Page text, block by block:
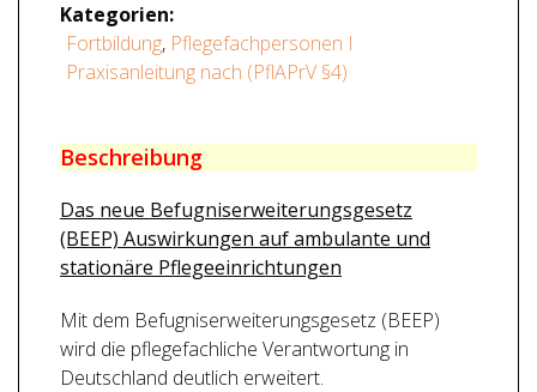
Kategorien:
Fortbildung, Pflegefachpersonen I
Praxisanleitung nach (PflAPrV §4)
Beschreibung
Das neue Befugniserweiterungsgesetz
(BEEP) Auswirkungen auf ambulante und
stationäre Pflegeeinrichtungen
Mit dem Befugniserweiterungsgesetz (BEEP)
wird die pflegefachliche Verantwortung in
Deutschland deutlich erweitert.